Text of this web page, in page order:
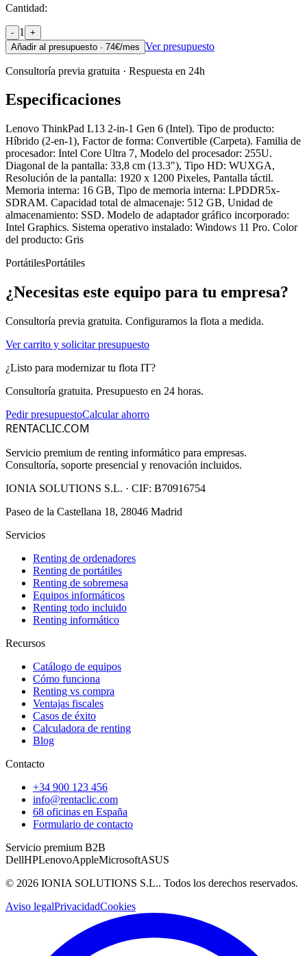
Cantidad:
- 1
+
Añadir al presupuesto · 74€/mes Ver presupuesto
Consultoría previa gratuita · Respuesta en 24h
Especificaciones
Lenovo ThinkPad L13 2-in-1 Gen 6 (Intel). Tipo de producto:
Híbrido (2-en-1), Factor de forma: Convertible (Carpeta). Familia de
procesador: Intel Core Ultra 7, Modelo del procesador: 255U.
Diagonal de la pantalla: 33,8 cm (13.3"), Tipo HD: WUXGA,
Resolución de la pantalla: 1920 x 1200 Pixeles, Pantalla táctil.
Memoria interna: 16 GB, Tipo de memoria interna: LPDDR5x-
SDRAM. Capacidad total de almacenaje: 512 GB, Unidad de
almacenamiento: SSD. Modelo de adaptador gráfico incorporado:
Intel Graphics. Sistema operativo instalado: Windows 11 Pro. Color
del producto: Gris
PortátilesPortátiles
¿Necesitas este equipo para tu empresa?
Consultoría previa gratuita. Configuramos la flota a medida.
Ver carrito y solicitar presupuesto
¿Listo para modernizar tu flota IT?
Consultoría gratuita. Presupuesto en 24 horas.
Pedir presupuestoCalcular ahorro
RENTACLIC.COM
Servicio premium de renting informático para empresas.
Consultoría, soporte presencial y renovación incluidos.
IONIA SOLUTIONS S.L. · CIF: B70916754
Paseo de la Castellana 18, 28046 Madrid
Servicios
Renting de ordenadores
Renting de portátiles
Renting de sobremesa
Equipos informáticos
Renting todo incluido
Renting informático
Recursos
Catálogo de equipos
Cómo funciona
Renting vs compra
Ventajas fiscales
Casos de éxito
Calculadora de renting
Blog
Contacto
+34 900 123 456
info@rentaclic.com
68 oficinas en España
Formulario de contacto
Servicio premium B2B
DellHPLenovoAppleMicrosoftASUS
© 2026 IONIA SOLUTIONS S.L.. Todos los derechos reservados.
Aviso legalPrivacidadCookies